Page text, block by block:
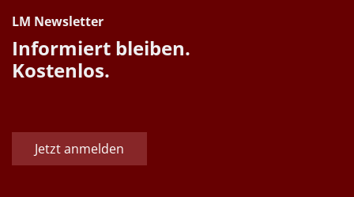
LM Newsletter
Informiert bleiben.
Kostenlos.
Jetzt anmelden